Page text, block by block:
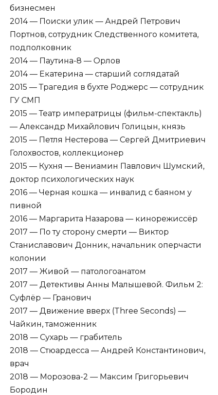
бизнесмен
2014 — Поиски улик — Андрей Петрович
Портнов, сотрудник Следственного комитета,
подполковник
2014 — Паутина-8 — Орлов
2014 — Екатерина — старший соглядатай
2015 — Трагедия в бухте Роджерс — сотрудник
ГУ СМП
2015 — Театр императрицы (фильм-спектакль)
— Александр Михайлович Голицын, князь
2015 — Петля Нестерова — Сергей Дмитриевич
Голохвостов, коллекционер
2015 — Кухня — Вениамин Павлович Шумский,
доктор психологических наук
2016 — Черная кошка — инвалид с баяном у
пивной
2016 — Маргарита Назарова — кинорежиссёр
2017 — По ту сторону смерти — Виктор
Станиславович Донник, начальник оперчасти
колонии
2017 — Живой — патологоанатом
2017 — Детективы Анны Малышевой. Фильм 2:
Суфлёр — Гранович
2017 — Движение вверх (Three Seconds) —
Чайкин, таможенник
2018 — Сухарь — грабитель
2018 — Стюардесса — Андрей Константинович,
врач
2018 — Морозова-2 — Максим Григорьевич
Бородин